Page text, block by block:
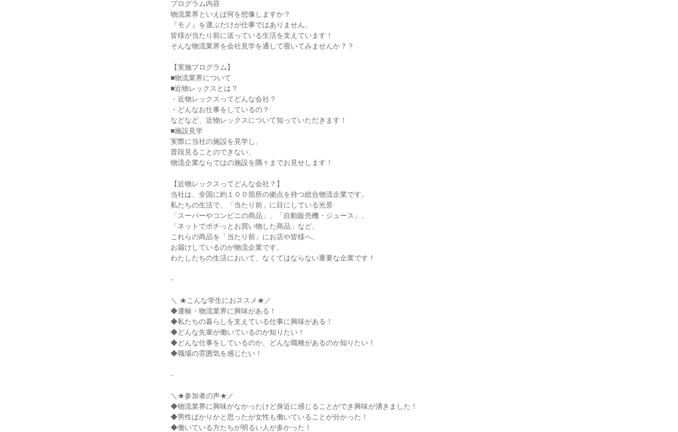
プログラム内容
物流業界といえば何を想像しますか？
『モノ』を運ぶだけが仕事ではありません。
皆様が当たり前に送っている生活を支えています！
そんな物流業界を会社見学を通して覗いてみませんか？？
【実施プログラム】
■物流業界について
■近物レックスとは？
・近物レックスってどんな会社？
・どんなお仕事をしているの？
などなど、近物レックスについて知っていただきます！
■施設見学
実際に当社の施設を見学し、
普段見ることのできない、
物流企業ならではの施設を隅々までお見せします！
【近物レックスってどんな会社？】
当社は、全国に約１００箇所の拠点を持つ総合物流企業です。
私たちの生活で、「当たり前」に目にしている光景
「スーパーやコンビニの商品」、「自動販売機・ジュース」、
「ネットでポチっとお買い物した商品」など、
これらの商品を「当たり前」にお店や皆様へ、
お届けしているのが物流企業です。
わたしたちの生活において、なくてはならない重要な企業です！
-
＼ ★こんな学生におススメ★／
◆運輸・物流業界に興味がある！
◆私たちの暮らしを支えている仕事に興味がある！
◆どんな先輩が働いているのか知りたい！
◆どんな仕事をしているのか、どんな職種があるのか知りたい！
◆職場の雰囲気を感じたい！
-
＼★参加者の声★／
◆物流業界に興味がなかったけど身近に感じることができ興味が湧きました！
◆男性ばかりかと思ったが女性も働いていることが分かった！
◆働いている方たちが明るい人が多かった！